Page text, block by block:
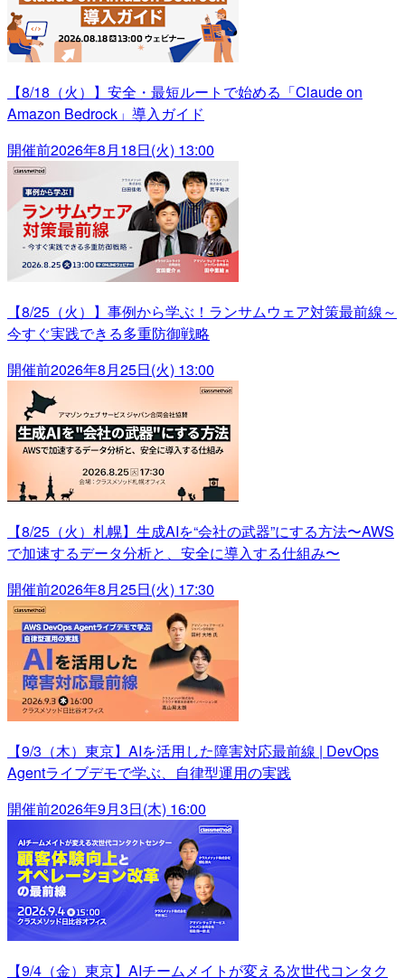
【8/18（火）】安全・最短ルートで始める「Claude on
Amazon Bedrock」導入ガイド
開催前2026年8月18日(火) 13:00
【8/25（火）】事例から学ぶ！ランサムウェア対策最前線～
今すぐ実践できる多重防御戦略
開催前2026年8月25日(火) 13:00
【8/25（火）札幌】生成AIを“会社の武器”にする方法〜AWS
で加速するデータ分析と、安全に導入する仕組み〜
開催前2026年8月25日(火) 17:30
【9/3（木）東京】AIを活用した障害対応最前線 | DevOps
Agentライブデモで学ぶ、自律型運用の実践
開催前2026年9月3日(木) 16:00
【9/4（金）東京】AIチームメイトが変える次世代コンタク